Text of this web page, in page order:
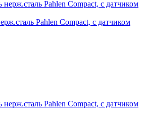
Pahlen Compact, с датчиком